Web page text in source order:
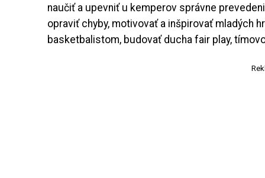
naučiť a upevniť u kemperov správne
opraviť chyby, motivovať a inšpirovať mladých
basketbalistom, budovať ducha fair play,